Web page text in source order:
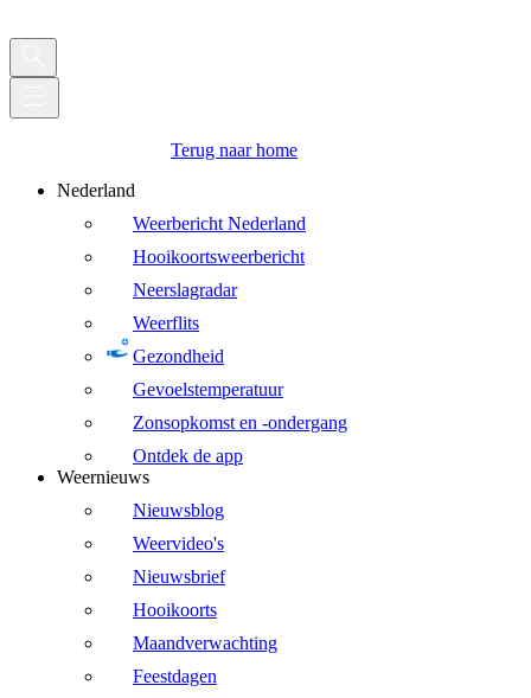
Terug naar home
Nederland
Weerbericht Nederland
Hooikoortsweerbericht
Neerslagradar
Weerflits
Gezondheid
Gevoelstemperatuur
Zonsopkomst en -ondergang
Ontdek de app
Weernieuws
Nieuwsblog
Weervideo's
Nieuwsbrief
Hooikoorts
Maandverwachting
Feestdagen